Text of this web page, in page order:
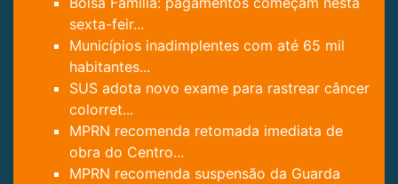
sexta-feir...
Municípios inadimplentes com até 65 mil
habitantes...
SUS adota novo exame para rastrear câncer
colorret...
MPRN recomenda retomada imediata de
obra do Centro...
MPRN recomenda suspensão da Guarda